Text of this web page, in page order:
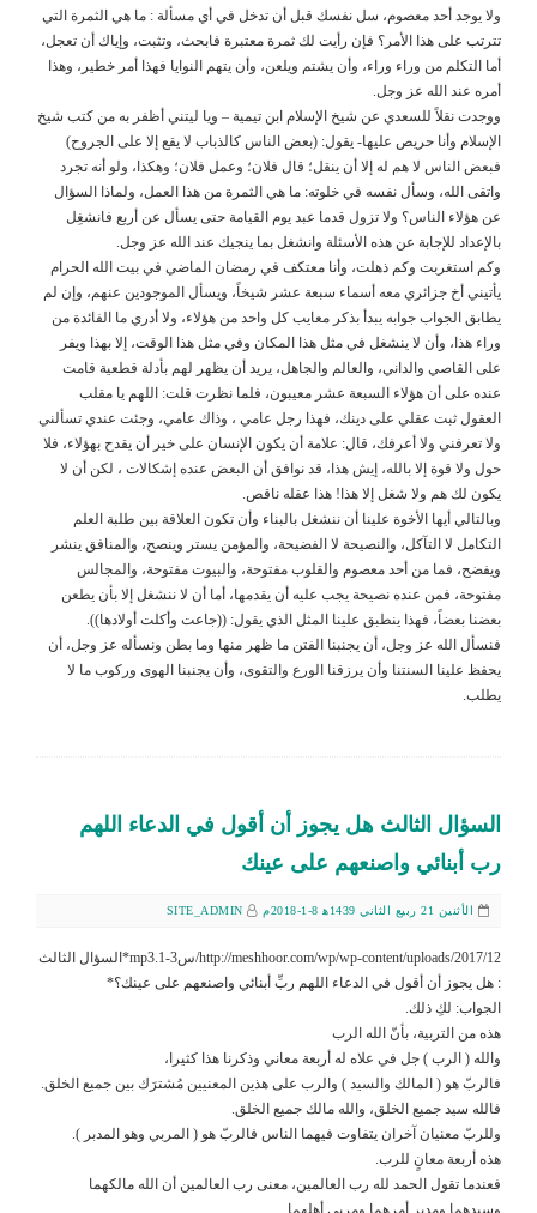
ولا يوجد أحد معصوم، سل نفسك قبل أن تدخل في أي مسألة : ما هي الثمرة التي
تترتب على هذا الأمر؟ فإن رأيت لك ثمرة معتبرة فابحث، وتثبت، وإياك أن تعجل،
أما التكلم من وراء وراء، وأن يشتم ويلعن، وأن يتهم النوايا فهذا أمر خطير، وهذا
أمره عند الله عز وجل.
ووجدت نقلاً للسعدي عن شيخ الإسلام ابن تيمية – ويا ليتني أظفر به من كتب شيخ
الإسلام وأنا حريص عليها- يقول: (بعض الناس كالذباب لا يقع إلا على الجروح)
فبعض الناس لا هم له إلا أن ينقل؛ قال فلان؛ وعمل فلان؛ وهكذا، ولو أنه تجرد
واتقى الله، وسأل نفسه في خلوته: ما هي الثمرة من هذا العمل، ولماذا السؤال
عن هؤلاء الناس؟ ولا تزول قدما عبد يوم القيامة حتى يسأل عن أربع فانشغِل
بالإعداد للإجابة عن هذه الأسئلة وانشغل بما ينجيك عند الله عز وجل.
وكم استغربت وكم ذهلت، وأنا معتكف في رمضان الماضي في بيت الله الحرام
يأتيني أخ جزائري معه أسماء سبعة عشر شيخاً، ويسأل الموجودين عنهم، وإن لم
يطابق الجواب جوابه يبدأ بذكر معايب كل واحد من هؤلاء، ولا أدري ما الفائدة من
وراء هذا، وأن لا ينشغل في مثل هذا المكان وفي مثل هذا الوقت، إلا بهذا ويفر
على القاصي والداني، والعالم والجاهل، يريد أن يظهر لهم بأدلة قطعية قامت
عنده على أن هؤلاء السبعة عشر معيبون، فلما نظرت قلت: اللهم يا مقلب
العقول ثبت عقلي على دينك، فهذا رجل عامي ، وذاك عامي، وجئت عندي تسألني
ولا تعرفني ولا أعرفك، قال: علامة أن يكون الإنسان على خير أن يقدح بهؤلاء، فلا
حول ولا قوة إلا بالله، إيش هذا، قد نوافق أن البعض عنده إشكالات ، لكن أن لا
يكون لك هم ولا شغل إلا هذا! هذا عقله ناقص.
وبالتالي أيها الأخوة علينا أن ننشغل بالبناء وأن تكون العلاقة بين طلبة العلم
التكامل لا التآكل، والنصيحة لا الفضيحة، والمؤمن يستر وينصح، والمنافق ينشر
ويفضح، فما من أحد معصوم والقلوب مفتوحة، والبيوت مفتوحة، والمجالس
مفتوحة، فمن عنده نصيحة يجب عليه أن يقدمها، أما أن لا ننشغل إلا بأن يطعن
بعضنا بعضاً، فهذا ينطبق علينا المثل الذي يقول: ((جاعت وأكلت أولادها)).
فنسأل الله عز وجل، أن يجنبنا الفتن ما ظهر منها وما بطن ونسأله عز وجل، أن
يحفظ علينا السنتنا وأن يرزقنا الورع والتقوى، وأن يجنبنا الهوى وركوب ما لا
يطلب.
السؤال الثالث هل يجوز أن أقول في الدعاء اللهم
رب أبنائي واصنعهم على عينك
الأثنين 21 ربيع الثاني 1439ﻫ 8-1-2018م SITE_ADMIN
http://meshhoor.com/wp/wp-content/uploads/2017/12/س3-1.mp3*السؤال الثالث
: هل يجوز أن أقول في الدعاء اللهم ربِّ أبنائي واصنعهم على عينك؟*
الجواب: لكِ ذلك.
هذه من التربية، بأنّ الله الرب
والله ( الرب ) جل في علاه له أربعة معاني وذكرنا هذا كثيرا،
فالربّ هو ( المالك والسيد ) والرب على هذين المعنيين مُشترَك بين جميع الخلق.
فالله سيد جميع الخلق، والله مالك جميع الخلق.
وللربّ معنيان آخران يتفاوت فيهما الناس فالربّ هو ( المربي وهو المدبر ).
هذه أربعة معانٍ للرب.
فعندما تقول الحمد لله رب العالمين، معنى رب العالمين أن الله مالكهما
وسيدهما ومدبر أمرهما ومربي أهلهما.